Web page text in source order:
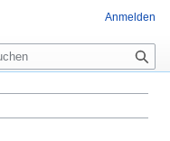
Anmelden